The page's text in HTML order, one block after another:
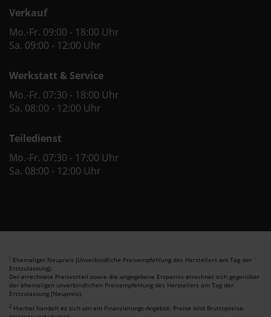
Verkauf
Mo.-Fr. 09:00 - 18:00 Uhr
Sa. 09:00 - 12:00 Uhr
Werkstatt & Service
Mo.-Fr. 07:30 - 18:00 Uhr
Sa. 08:00 - 12:00 Uhr
Teiledienst
Mo.-Fr. 07:30 - 17:00 Uhr
Sa. 08:00 - 12:00 Uhr
1 Ehemaliger Neupreis (Unverbindliche Preisempfehlung des Herstellers am Tag der
Erstzulassung).
Der errechnete Preisvorteil sowie die angegebene Ersparnis errechnet sich gegenüber
der ehemaligen unverbindlichen Preisempfehlung des Herstellers am Tag der
Erstzulassung (Neupreis).
2 Hierbei handelt es sich um ein Finanzierungs-Angebot. Preise sind Bruttopreise.